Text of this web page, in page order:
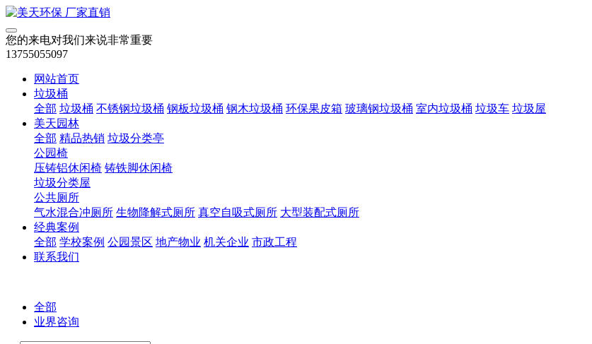
您的来电对我们来说非常重要
13755055097
网站首页
垃圾桶
全部 垃圾桶 不锈钢垃圾桶 钢板垃圾桶 钢木垃圾桶 环保果皮箱 玻璃钢垃圾桶 室内垃圾桶 垃圾车 垃圾屋
美天园林
全部 精品热销 垃圾分类亭
公园椅
压铸铝休闲椅 铸铁脚休闲椅
垃圾分类屋
公共厕所
气水混合冲厕所 生物降解式厕所 真空自吸式厕所 大型装配式厕所
经典案例
全部 学校案例 公园景区 地产物业 机关企业 市政工程
联系我们
全部
业界咨询